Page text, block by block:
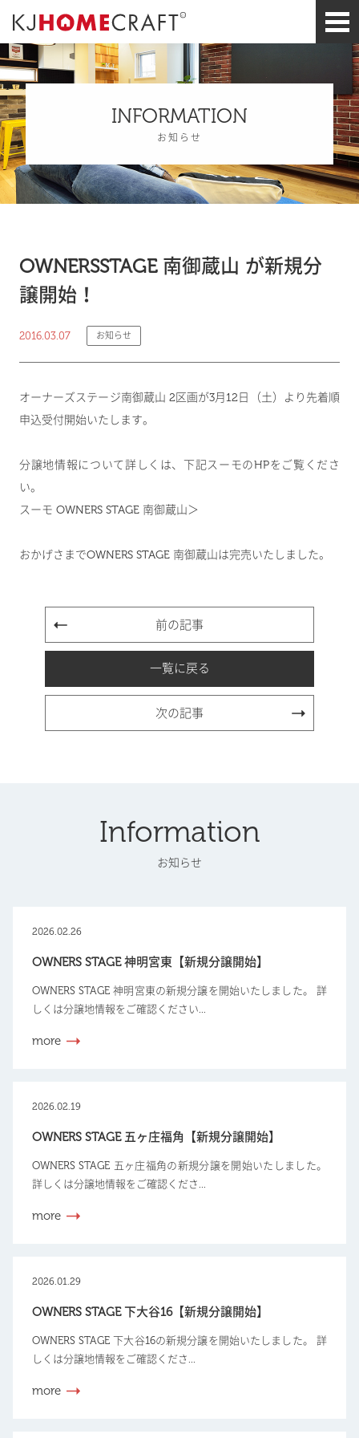
INFORMATION
お知らせ
OWNERSSTAGE 南御蔵山 が新規分
譲開始！
2016.03.07 お知らせ
オーナーズステージ南御蔵山 2区画が3月12日（土）より先着順
申込受付開始いたします。
分譲地情報について詳しくは、下記スーモのHPをご覧くださ
い。
スーモ OWNERS STAGE 南御蔵山＞
おかげさまでOWNERS STAGE 南御蔵山は完売いたしました。
前の記事
一覧に戻る
次の記事
Information
お知らせ
2026.02.26
OWNERS STAGE 神明宮東【新規分譲開始】
OWNERS STAGE 神明宮東の新規分譲を開始いたしました。 詳
しくは分譲地情報をご確認ください...
more
2026.02.19
OWNERS STAGE 五ヶ庄福角【新規分譲開始】
OWNERS STAGE 五ヶ庄福角の新規分譲を開始いたしました。
詳しくは分譲地情報をご確認くださ...
more
2026.01.29
OWNERS STAGE 下大谷16【新規分譲開始】
OWNERS STAGE 下大谷16の新規分譲を開始いたしました。 詳
しくは分譲地情報をご確認くださ...
more